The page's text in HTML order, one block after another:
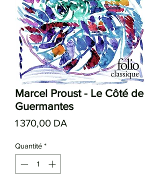
Marcel Proust - Le Côté de
Guermantes
1 370,00 DA
Quantité *